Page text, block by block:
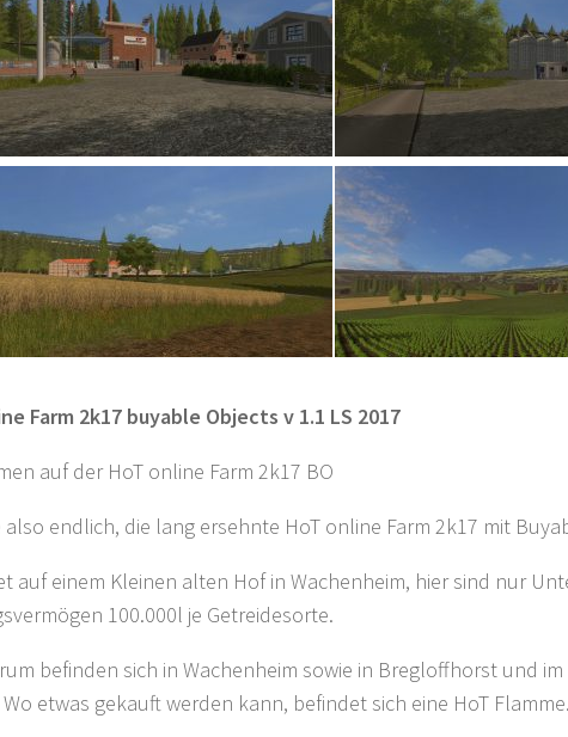
Farm 2k17 buyable Objects v 1.1 LS 2017
auf der HoT online Farm 2k17 BO
also endlich, die lang ersehnte HoT online Farm 2k17 mit
auf einem Kleinen alten Hof in Wachenheim, hier sind nur
100.000l je Getreidesorte.
befinden sich in Wachenheim sowie in Bregloffhorst und
etwas gekauft werden kann, befindet sich eine HoT Flamme.